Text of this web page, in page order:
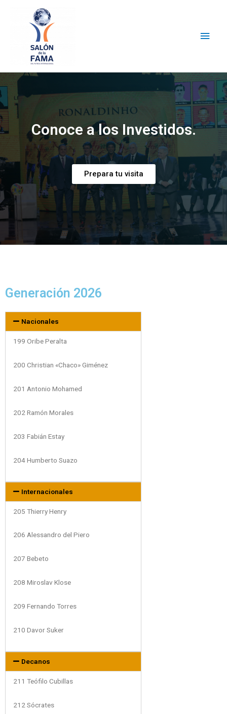
Conoce a los Investidos.
Prepara tu visita
Generación 2026
Nacionales
199 Oribe Peralta
200 Christian «Chaco» Giménez
201 Antonio Mohamed
202 Ramón Morales
203 Fabián Estay
204 Humberto Suazo
Internacionales
205 Thierry Henry
206 Alessandro del Piero
207 Bebeto
208 Miroslav Klose
209 Fernando Torres
210 Davor Suker
Decanos
211 Teófilo Cubillas
212 Sócrates